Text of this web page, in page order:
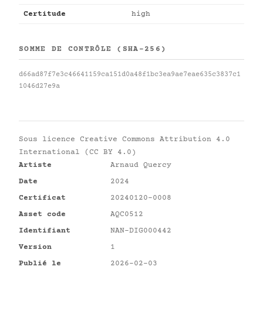
Certitude high
SOMME DE CONTRÔLE (SHA-256)
d66ad87f7e3c46641159ca151d0a48f1bc3ea9ae7eae635c3837c1
1046d27e9a
Sous licence Creative Commons Attribution 4.0
International (CC BY 4.0)
Artiste
Arnaud Quercy
Date
2024
Certificat
20240120-0008
Asset code
AQC0512
Identifiant
NAN-DIG000442
Version
1
Publié le
2026-02-03